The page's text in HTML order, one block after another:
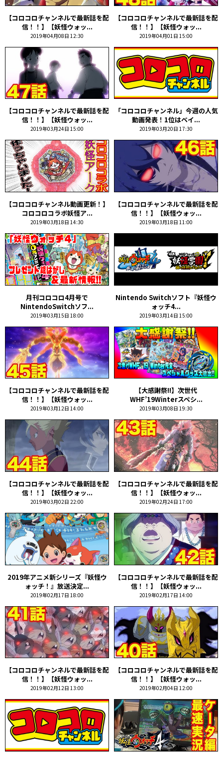
【コロコロチャンネルで最新話を配
信！！】【妖怪ウォッ...
2019年04月08日 12:30
【コロコロチャンネルで最新話を配
信！！】【妖怪ウォッ...
2019年04月01日 15:00
【コロコロチャンネルで最新話を配
信！！】【妖怪ウォッ...
2019年03月24日 15:00
「コロコロチャンネル」今週の人気
動画発表！1位はベイ...
2019年03月20日 17:30
【コロコロチャンネル動画更新！】
コロコロコラボ妖怪ア...
2019年03月18日 14:30
【コロコロチャンネルで最新話を配
信！！】【妖怪ウォッ...
2019年03月18日 11:00
月刊コロコロ4月号で
NintendoSwitchソフ...
2019年03月15日 18:00
Nintendo Switchソフト『妖怪ウ
ォッチ4...
2019年03月14日 15:00
【コロコロチャンネルで最新話を配
信！！】【妖怪ウォッ...
2019年03月12日 14:00
【大感謝祭!!】次世代
WHF’19Winterスペシ...
2019年03月08日 19:30
【コロコロチャンネルで最新話を配
信！！】【妖怪ウォッ...
2019年03月02日 22:00
【コロコロチャンネルで最新話を配
信！！】【妖怪ウォッ...
2019年02月24日 17:00
2019年アニメ新シリーズ『妖怪ウ
ォッチ！』放送決定...
2019年02月17日 18:00
【コロコロチャンネルで最新話を配
信！！】【妖怪ウォッ...
2019年02月17日 14:00
【コロコロチャンネルで最新話を配
信！！】【妖怪ウォッ...
2019年02月12日 13:00
【コロコロチャンネルで最新話を配
信！！】【妖怪ウォッ...
2019年02月04日 12:00